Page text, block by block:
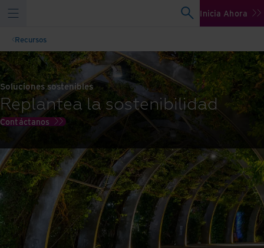
Inicia Ahora
Recursos
Soluciones sostenibles
Replantea la sostenibilidad
Contáctanos